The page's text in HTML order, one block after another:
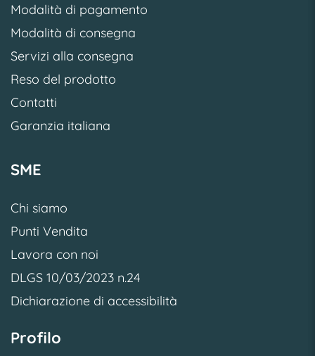
Modalità di pagamento
Modalità di consegna
Servizi alla consegna
Reso del prodotto
Contatti
Garanzia italiana
SME
Chi siamo
Punti Vendita
Lavora con noi
DLGS 10/03/2023 n.24
Dichiarazione di accessibilità
Profilo